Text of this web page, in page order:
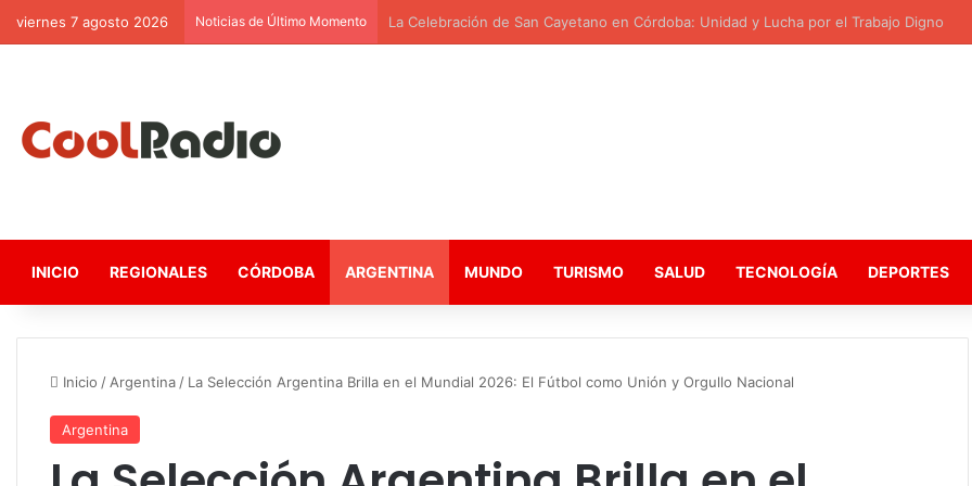
viernes 7 agosto 2026 Noticias de Último Momento La Celebración de San Cayetano en Córdoba: Unidad y Lucha por el Trabajo Digno
INICIO REGIONALES CÓRDOBA ARGENTINA MUNDO TURISMO SALUD TECNOLOGÍA DEPORTES
Inicio / Argentina / La Selección Argentina Brilla en el Mundial 2026: El Fútbol como Unión y Orgullo Nacional
Argentina